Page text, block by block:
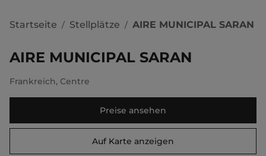
Startseite / Stellplätze / AIRE MUNICIPAL SARAN
AIRE MUNICIPAL SARAN
Frankreich, Centre
Preise ansehen
Auf Karte anzeigen